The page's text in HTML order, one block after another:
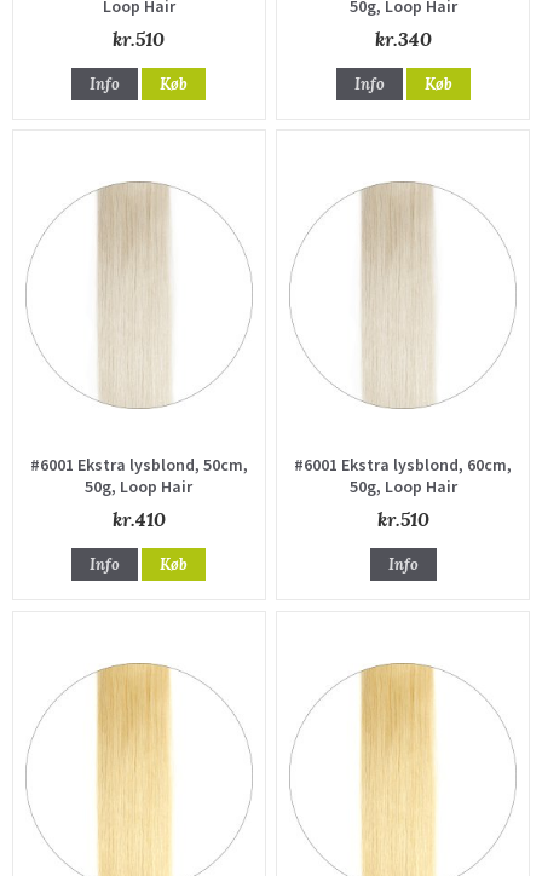
Loop Hair
kr.510
Info Køb
50g, Loop Hair
kr.340
Info Køb
#6001 Ekstra lysblond, 50cm,
50g, Loop Hair
kr.410
Info Køb
#6001 Ekstra lysblond, 60cm,
50g, Loop Hair
kr.510
Info